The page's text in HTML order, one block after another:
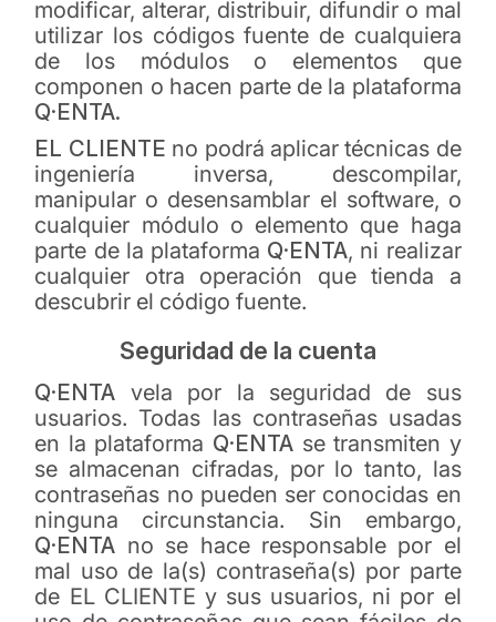
modificar, alterar, distribuir, difundir o mal
utilizar los códigos fuente de cualquiera
de los módulos o elementos que
componen o hacen parte de la plataforma
Q·ENTA.
EL CLIENTE no podrá aplicar técnicas de
ingeniería inversa, descompilar,
manipular o desensamblar el software, o
cualquier módulo o elemento que haga
parte de la plataforma Q·ENTA, ni realizar
cualquier otra operación que tienda a
descubrir el código fuente.
Seguridad de la cuenta
Q·ENTA vela por la seguridad de sus
usuarios. Todas las contraseñas usadas
en la plataforma Q·ENTA se transmiten y
se almacenan cifradas, por lo tanto, las
contraseñas no pueden ser conocidas en
ninguna circunstancia. Sin embargo,
Q·ENTA no se hace responsable por el
mal uso de la(s) contraseña(s) por parte
de EL CLIENTE y sus usuarios, ni por el